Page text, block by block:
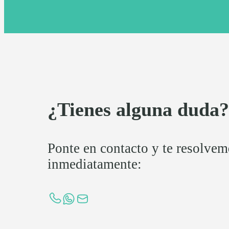
¿Tienes alguna duda?
Ponte en contacto y te
inmediatamente: